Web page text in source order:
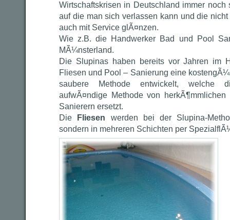
Wirtschaftskrisen in Deutschland immer noch
auf die man sich verlassen kann und die
auch mit Service glÃ¤nzen.
Wie z.B. die Handwerker Bad und Pool
MÃ¼nsterland.
Die Slupinas haben bereits vor Jahren im
Fliesen und Pool – Sanierung eine
saubere Methode entwickelt, welche
aufwÃ¤ndige Methode von
Sanierern ersetzt.
Die
Fliesen werden bei der Slupina-
sondern in mehreren Schichten per